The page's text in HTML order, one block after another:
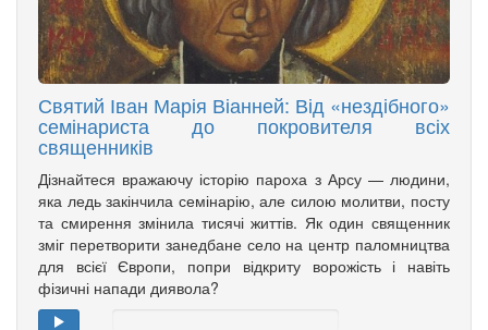
Святий Іван Марія Віанней: Від «нездібного»
семінариста до покровителя всіх
священників
Дізнайтеся вражаючу історію пароха з Арсу — людини,
яка ледь закінчила семінарію, але силою молитви, посту
та смирення змінила тисячі життів. Як один священник
зміг перетворити занедбане село на центр паломництва
для всієї Європи, попри відкриту ворожість і навіть
фізичні напади диявола?